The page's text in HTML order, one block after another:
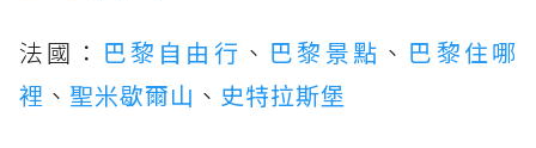
法國： 巴黎自由行 、 巴黎景點 、 巴黎住哪
裡 、 聖米歇爾山 、 史特拉斯堡